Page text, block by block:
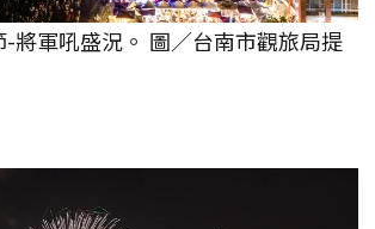
-將軍吼盛況。 圖／台南市觀旅局提